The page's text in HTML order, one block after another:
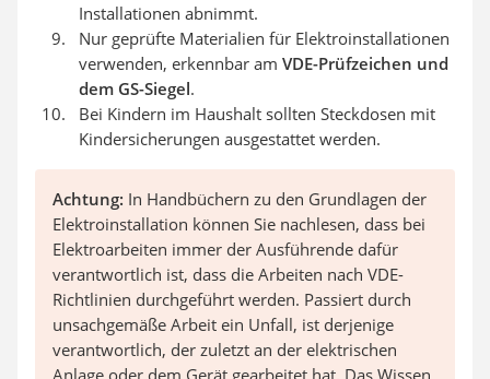
Installationen abnimmt.
Nur geprüfte Materialien für Elektroinstallationen
verwenden, erkennbar am VDE-Prüfzeichen und
dem GS-Siegel.
Bei Kindern im Haushalt sollten Steckdosen mit
Kindersicherungen ausgestattet werden.
Achtung: In Handbüchern zu den Grundlagen der
Elektroinstallation können Sie nachlesen, dass bei
Elektroarbeiten immer der Ausführende dafür
verantwortlich ist, dass die Arbeiten nach VDE-
Richtlinien durchgeführt werden. Passiert durch
unsachgemäße Arbeit ein Unfall, ist derjenige
verantwortlich, der zuletzt an der elektrischen
Anlage oder dem Gerät gearbeitet hat. Das Wissen